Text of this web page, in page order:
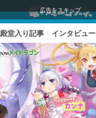
広告をスキップ
殿堂入り記事 インタビュー